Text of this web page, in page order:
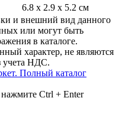
6.8 x 2.9 x 5.2 см
и внешний вид данного
или могут быть
в каталоге.
характер, не являются
учета НДС.
Полный каталог
Ctrl + Enter